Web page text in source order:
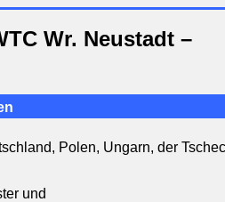
Wr. Neustadt –
Polen, Ungarn, der
und